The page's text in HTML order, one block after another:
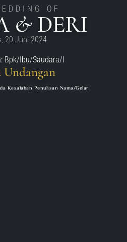
OF
& DERI
20 Juni 2024
Bpk/Ibu/Saudara/I
Undangan
Kesalahan Penulisan Nama/gelar